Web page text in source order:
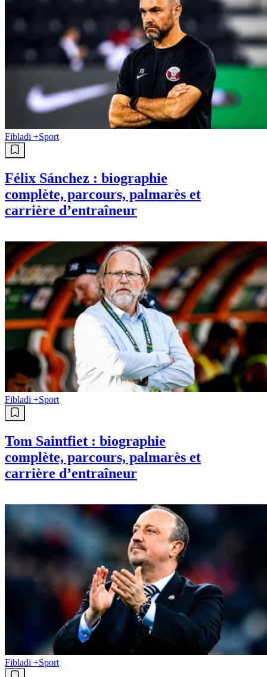
Fibladi +Sport
Félix Sánchez : biographie
complète, parcours, palmarès et
carrière d’entraîneur
Fibladi +Sport
Tom Saintfiet : biographie
complète, parcours, palmarès et
carrière d’entraîneur
Fibladi +Sport